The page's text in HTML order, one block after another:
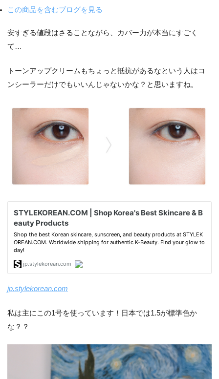
この商品を含むブログを見る
安すぎる値段はさることながら、カバー力が本当にすごく
て…
トーンアップクリームもちょっと抵抗があるなという人はコ
ンシーラーだけでもいいんじゃないかな？と思いますね。
jp.stylekorean.com
私は主にこの1号を使っています！日本では1.5が標準色か
な？？